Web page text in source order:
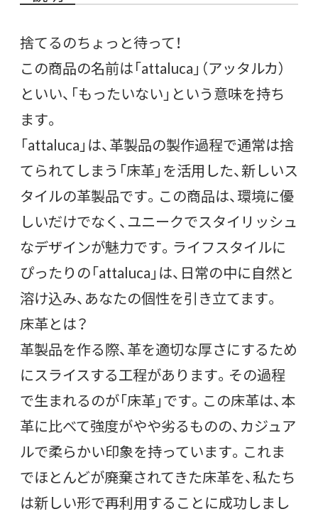
捨てるのちょっと待って！
この商品の名前は「attaluca」（アッタルカ）
といい、「もったいない」という意味を持ち
ます。
「attaluca」は、革製品の製作過程で通常は捨
てられてしまう「床革」を活用した、新しいス
タイルの革製品です。この商品は、環境に優
しいだけでなく、ユニークでスタイリッシュ
なデザインが魅力です。ライフスタイルに
ぴったりの「attaluca」は、日常の中に自然と
溶け込み、あなたの個性を引き立てます。
床革とは？
革製品を作る際、革を適切な厚さにするため
にスライスする工程があります。その過程
で生まれるのが「床革」です。この床革は、本
革に比べて強度がやや劣るものの、カジュア
ルで柔らかい印象を持っています。これま
でほとんどが廃棄されてきた床革を、私たち
は新しい形で再利用することに成功しまし